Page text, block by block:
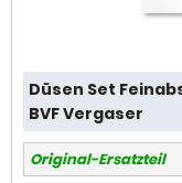
Düsen Set
BVF Vergaser
Original-Ersatzteil